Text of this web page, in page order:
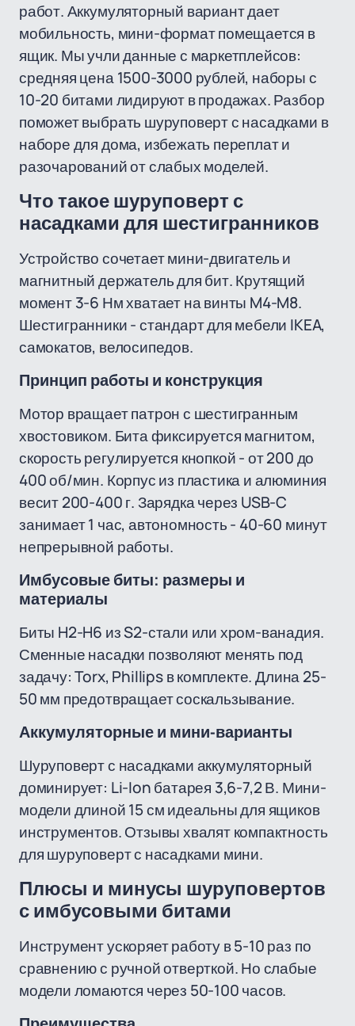
работ. Аккумуляторный вариант дает
мобильность, мини-формат помещается в
ящик. Мы учли данные с маркетплейсов:
средняя цена 1500-3000 рублей, наборы с
10-20 битами лидируют в продажах. Разбор
поможет выбрать шуруповерт с насадками в
наборе для дома, избежать переплат и
разочарований от слабых моделей.
Что такое шуруповерт с
насадками для шестигранников
Устройство сочетает мини-двигатель и
магнитный держатель для бит. Крутящий
момент 3-6 Нм хватает на винты M4-M8.
Шестигранники - стандарт для мебели IKEA,
самокатов, велосипедов.
Принцип работы и конструкция
Мотор вращает патрон с шестигранным
хвостовиком. Бита фиксируется магнитом,
скорость регулируется кнопкой - от 200 до
400 об/мин. Корпус из пластика и алюминия
весит 200-400 г. Зарядка через USB-C
занимает 1 час, автономность - 40-60 минут
непрерывной работы.
Имбусовые биты: размеры и
материалы
Биты H2-H6 из S2-стали или хром-ванадия.
Сменные насадки позволяют менять под
задачу: Torx, Phillips в комплекте. Длина 25-
50 мм предотвращает соскальзывание.
Аккумуляторные и мини-варианты
Шуруповерт с насадками аккумуляторный
доминирует: Li-Ion батарея 3,6-7,2 В. Мини-
модели длиной 15 см идеальны для ящиков
инструментов. Отзывы хвалят компактность
для шуруповерт с насадками мини.
Плюсы и минусы шуруповертов
с имбусовыми битами
Инструмент ускоряет работу в 5-10 раз по
сравнению с ручной отверткой. Но слабые
модели ломаются через 50-100 часов.